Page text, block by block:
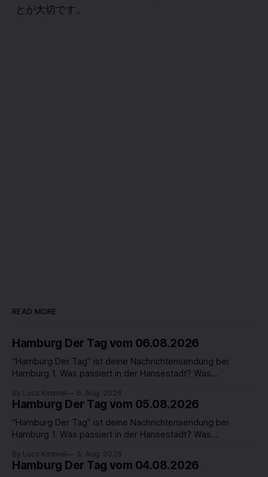
とが大切です。
READ MORE
Hamburg Der Tag vom 06.08.2026
“Hamburg Der Tag” ist deine Nachrichtensendung bei
Hamburg 1. Was passiert in der Hansestadt? Was
in unserer Stadt an? Fragen, die von Montag bis Freitag LIVE
um 18 Uhr beantwortet werden - auf YouTube und im TV.
By Luca Kimmel 6. Aug. 2026
Hamburg Der Tag vom 05.08.2026
“Hamburg Der Tag” ist deine Nachrichtensendung bei
Hamburg 1. Was passiert in der Hansestadt? Was
in unserer Stadt an? Fragen, die von Montag bis Freitag LIVE
um 18 Uhr beantwortet werden - auf YouTube und im TV.
By Luca Kimmel 5. Aug. 2026
Hamburg Der Tag vom 04.08.2026